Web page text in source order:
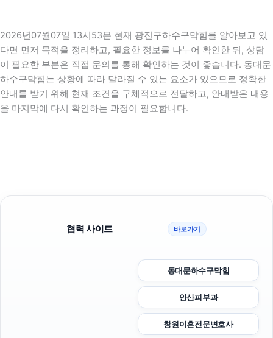
2026년07월07일 13시53분 현재 광진구하수구막힘를 알아보고 있
다면 먼저 목적을 정리하고, 필요한 정보를 나누어 확인한 뒤, 상담
이 필요한 부분은 직접 문의를 통해 확인하는 것이 좋습니다. 동대문
하수구막힘는 상황에 따라 달라질 수 있는 요소가 있으므로 정확한
안내를 받기 위해 현재 조건을 구체적으로 전달하고, 안내받은 내용
을 마지막에 다시 확인하는 과정이 필요합니다.
협력 사이트 바로가기
동대문하수구막힘
안산피부과
창원이혼전문변호사